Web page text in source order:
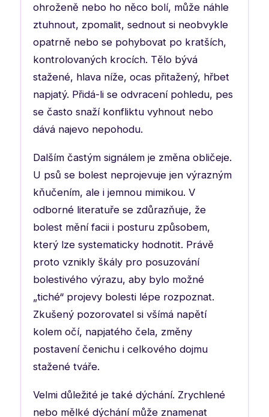
ohroženě nebo ho něco bolí, může náhle
ztuhnout, zpomalit, sednout si neobvykle
opatrně nebo se pohybovat po kratších,
kontrolovaných krocích. Tělo bývá
stažené, hlava níže, ocas přitažený, hřbet
napjatý. Přidá-li se odvracení pohledu, pes
se často snaží konfliktu vyhnout nebo
dává najevo nepohodu.
Dalším častým signálem je změna obličeje.
U psů se bolest neprojevuje jen výrazným
kňučením, ale i jemnou mimikou. V
odborné literatuře se zdůrazňuje, že
bolest mění facii i posturu způsobem,
který lze systematicky hodnotit. Právě
proto vznikly škály pro posuzování
bolestivého výrazu, aby bylo možné
„tiché“ projevy bolesti lépe rozpoznat.
Zkušený pozorovatel si všímá napětí
kolem očí, napjatého čela, změny
postavení čenichu i celkového dojmu
stažené tváře.
Velmi důležité je také dýchání. Zrychlené
nebo mělké dýchání může znamenat